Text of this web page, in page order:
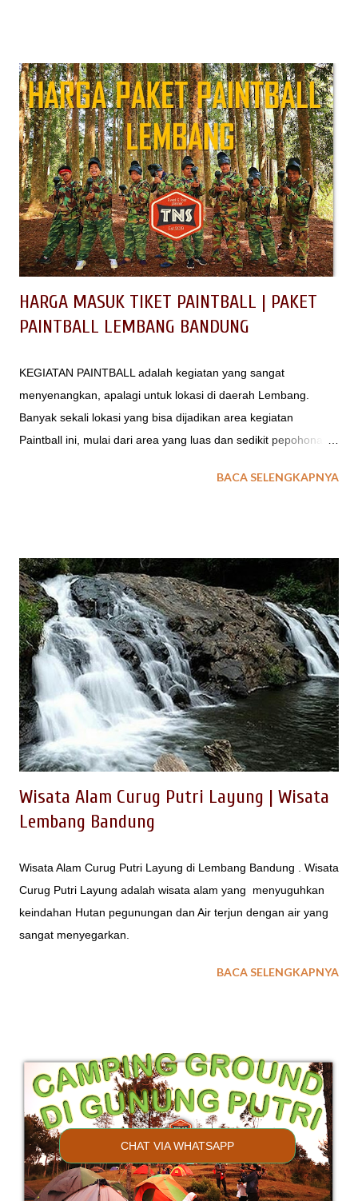
HARGA MASUK TIKET PAINTBALL | PAKET
PAINTBALL LEMBANG BANDUNG
KEGIATAN PAINTBALL adalah kegiatan yang sangat
menyenangkan, apalagi untuk lokasi di daerah Lembang.
Banyak sekali lokasi yang bisa dijadikan area kegiatan
Paintball ini, mulai dari area yang luas dan sedikit pepohonan
BACA SELENGKAPNYA
Wisata Alam Curug Putri Layung | Wisata
Lembang Bandung
Wisata Alam Curug Putri Layung di Lembang Bandung . Wisata
Curug Putri Layung adalah wisata alam yang menyuguhkan
keindahan Hutan pegunungan dan Air terjun dengan air yang
sangat menyegarkan.
BACA SELENGKAPNYA
CHAT VIA WHATSAPP